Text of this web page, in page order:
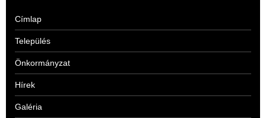
Címlap
Település
Önkormányzat
Hírek
Galéria